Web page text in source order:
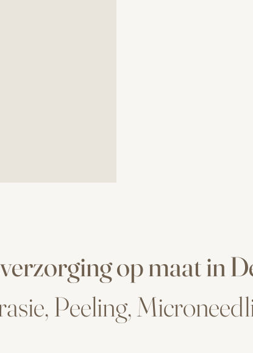
op maat in
Peeling,